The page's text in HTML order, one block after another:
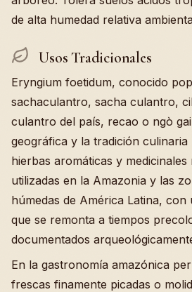
de alta humedad relativa
Usos Tradicionales
Eryngium foetidum, conocido
sachaculantro, sacha culantro,
culantro del país, recao o ngò
geográfica y la tradición culinaria
hierbas aromáticas y medicinales
utilizadas en la Amazonia y las
húmedas de América Latina, con
que se remonta a tiempos
documentados
En la gastronomía amazónica
frescas finamente picadas o